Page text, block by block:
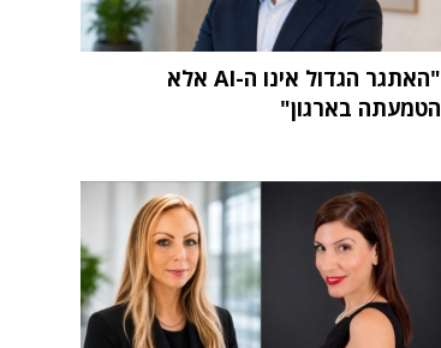
"האתגר הגדול אינו ה-AI אלא
הטמעתה בארגון"